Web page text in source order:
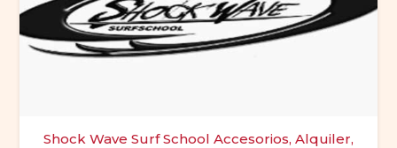
Shock Wave Surf School Accesorios, Alquiler,